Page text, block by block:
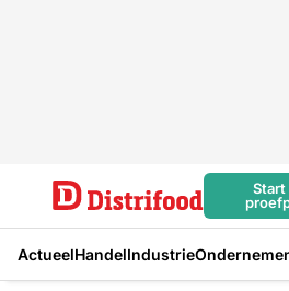
Start
ActueelHandelIndustrie